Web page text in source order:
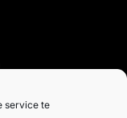
service te